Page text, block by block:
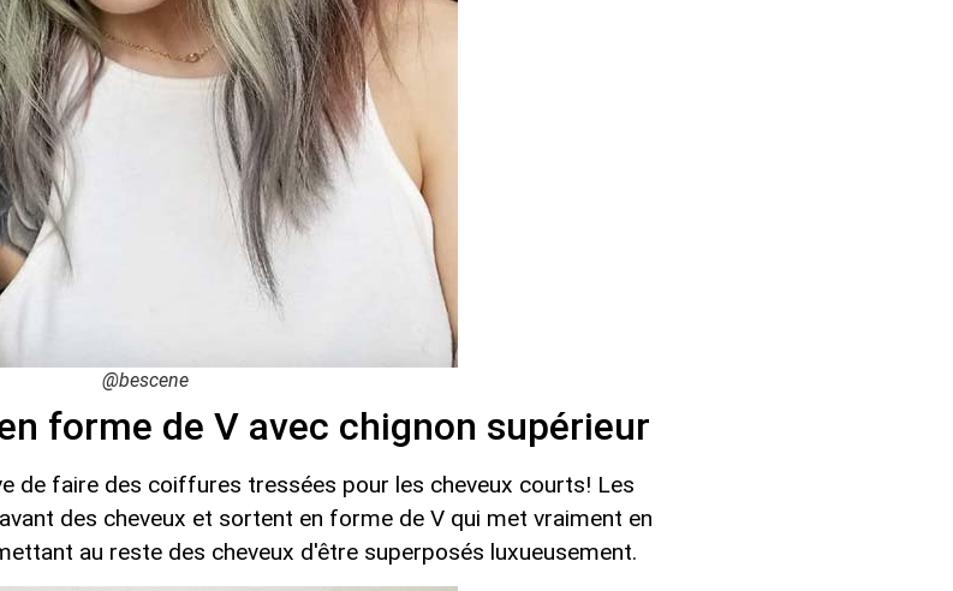
@bescene
forme de V avec chignon supérieur
de faire des coiffures tressées pour les cheveux courts! Les
des cheveux et sortent en forme de V qui met vraiment en
au reste des cheveux d'être superposés luxueusement.